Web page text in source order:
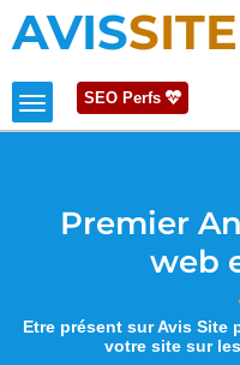
AVISSITE
SEO Perfs
Premier
web
Etre présent sur Avis Site
votre site sur